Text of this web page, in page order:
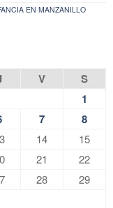
EN MANZANILLO
V
S
1
7 8
14
15
21
22
28
29